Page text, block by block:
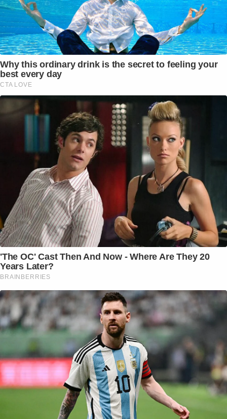
Why this ordinary drink is the secret to feeling your
best every day
CTA LOVE
'The OC' Cast Then And Now - Where Are They 20
Years Later?
BRAINBERRIES